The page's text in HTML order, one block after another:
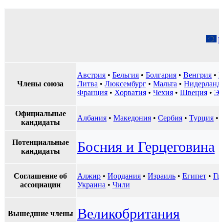
Члены союза
Австрия • Бельгия • Болгария • Венгрия •
Литва • Люксембург • Мальта •
Франция • Хорватия • Чехия • Швеция •
Официальные
кандидаты
Албания • Македония • Сербия • Турция
Потенциальные
кандидаты
Босния и Герцеговина
Соглашение об
ассоциации
Алжир • Иордания • Израиль • Египет •
Украина • Чили
Вышедшие члены Великобритания